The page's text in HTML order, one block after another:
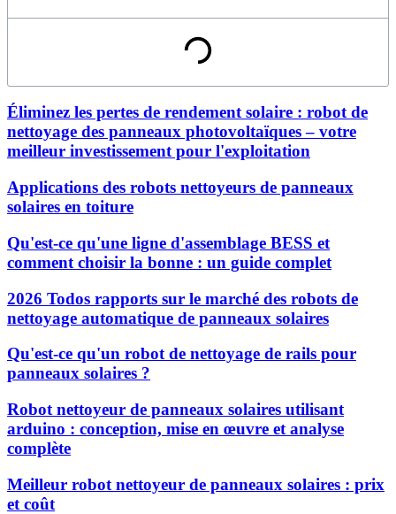
Éliminez les pertes de rendement solaire : robot de
nettoyage des panneaux photovoltaïques – votre
meilleur investissement pour l'exploitation
Applications des robots nettoyeurs de panneaux
solaires en toiture
Qu'est-ce qu'une ligne d'assemblage BESS et
comment choisir la bonne : un guide complet
2026 Todos rapports sur le marché des robots de
nettoyage automatique de panneaux solaires
Qu'est-ce qu'un robot de nettoyage de rails pour
panneaux solaires ?
Robot nettoyeur de panneaux solaires utilisant
arduino : conception, mise en œuvre et analyse
complète
Meilleur robot nettoyeur de panneaux solaires : prix
et coût